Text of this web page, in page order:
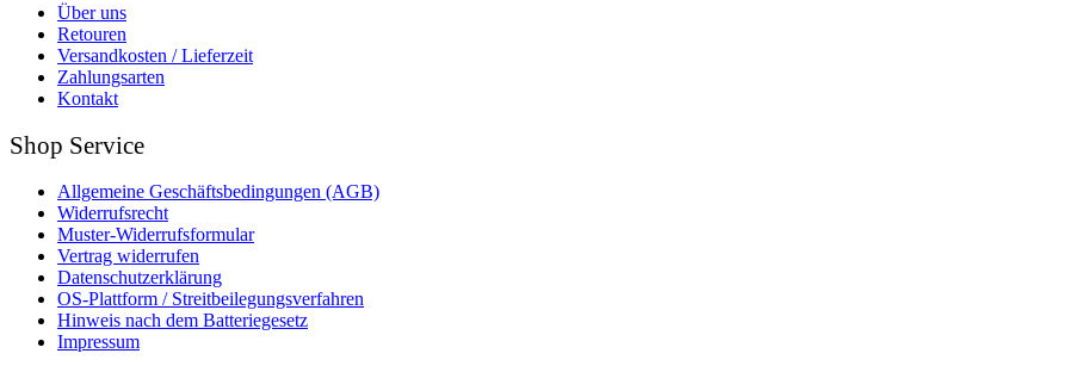
Über uns
Retouren
Versandkosten / Lieferzeit
Zahlungsarten
Kontakt
Shop Service
Allgemeine Geschäftsbedingungen (AGB)
Widerrufsrecht
Muster-Widerrufsformular
Vertrag widerrufen
Datenschutzerklärung
OS-Plattform / Streitbeilegungsverfahren
Hinweis nach dem Batteriegesetz
Impressum